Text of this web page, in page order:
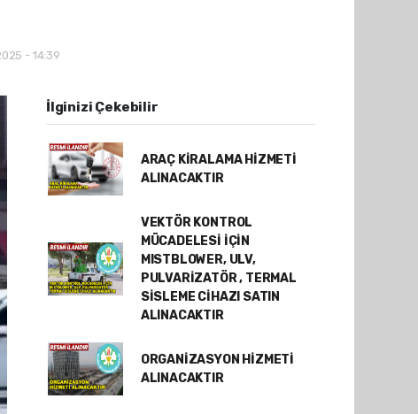
- 14:39
İlginizi Çekebilir
ARAÇ KİRALAMA HİZMETİ
ALINACAKTIR
VEKTÖR KONTROL
MÜCADELESİ İÇİN
MISTBLOWER, ULV,
PULVARİZATÖR , TERMAL
SİSLEME CİHAZI SATIN
ALINACAKTIR
ORGANİZASYON HİZMETİ
ALINACAKTIR